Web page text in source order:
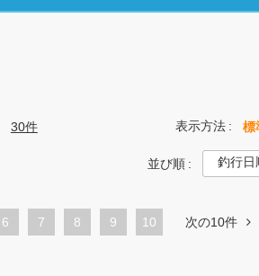
30件 表示方法 標
並び順
ペ
6
ペ
7
ペ
8
ペ
9 10 次の10件